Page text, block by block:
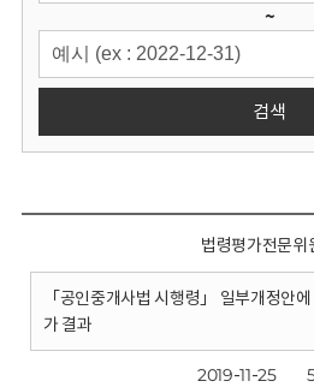
~
검색
법령평가전문위
「공인중개사법 시행령」 일부개정안
가 결과
2019-11-25